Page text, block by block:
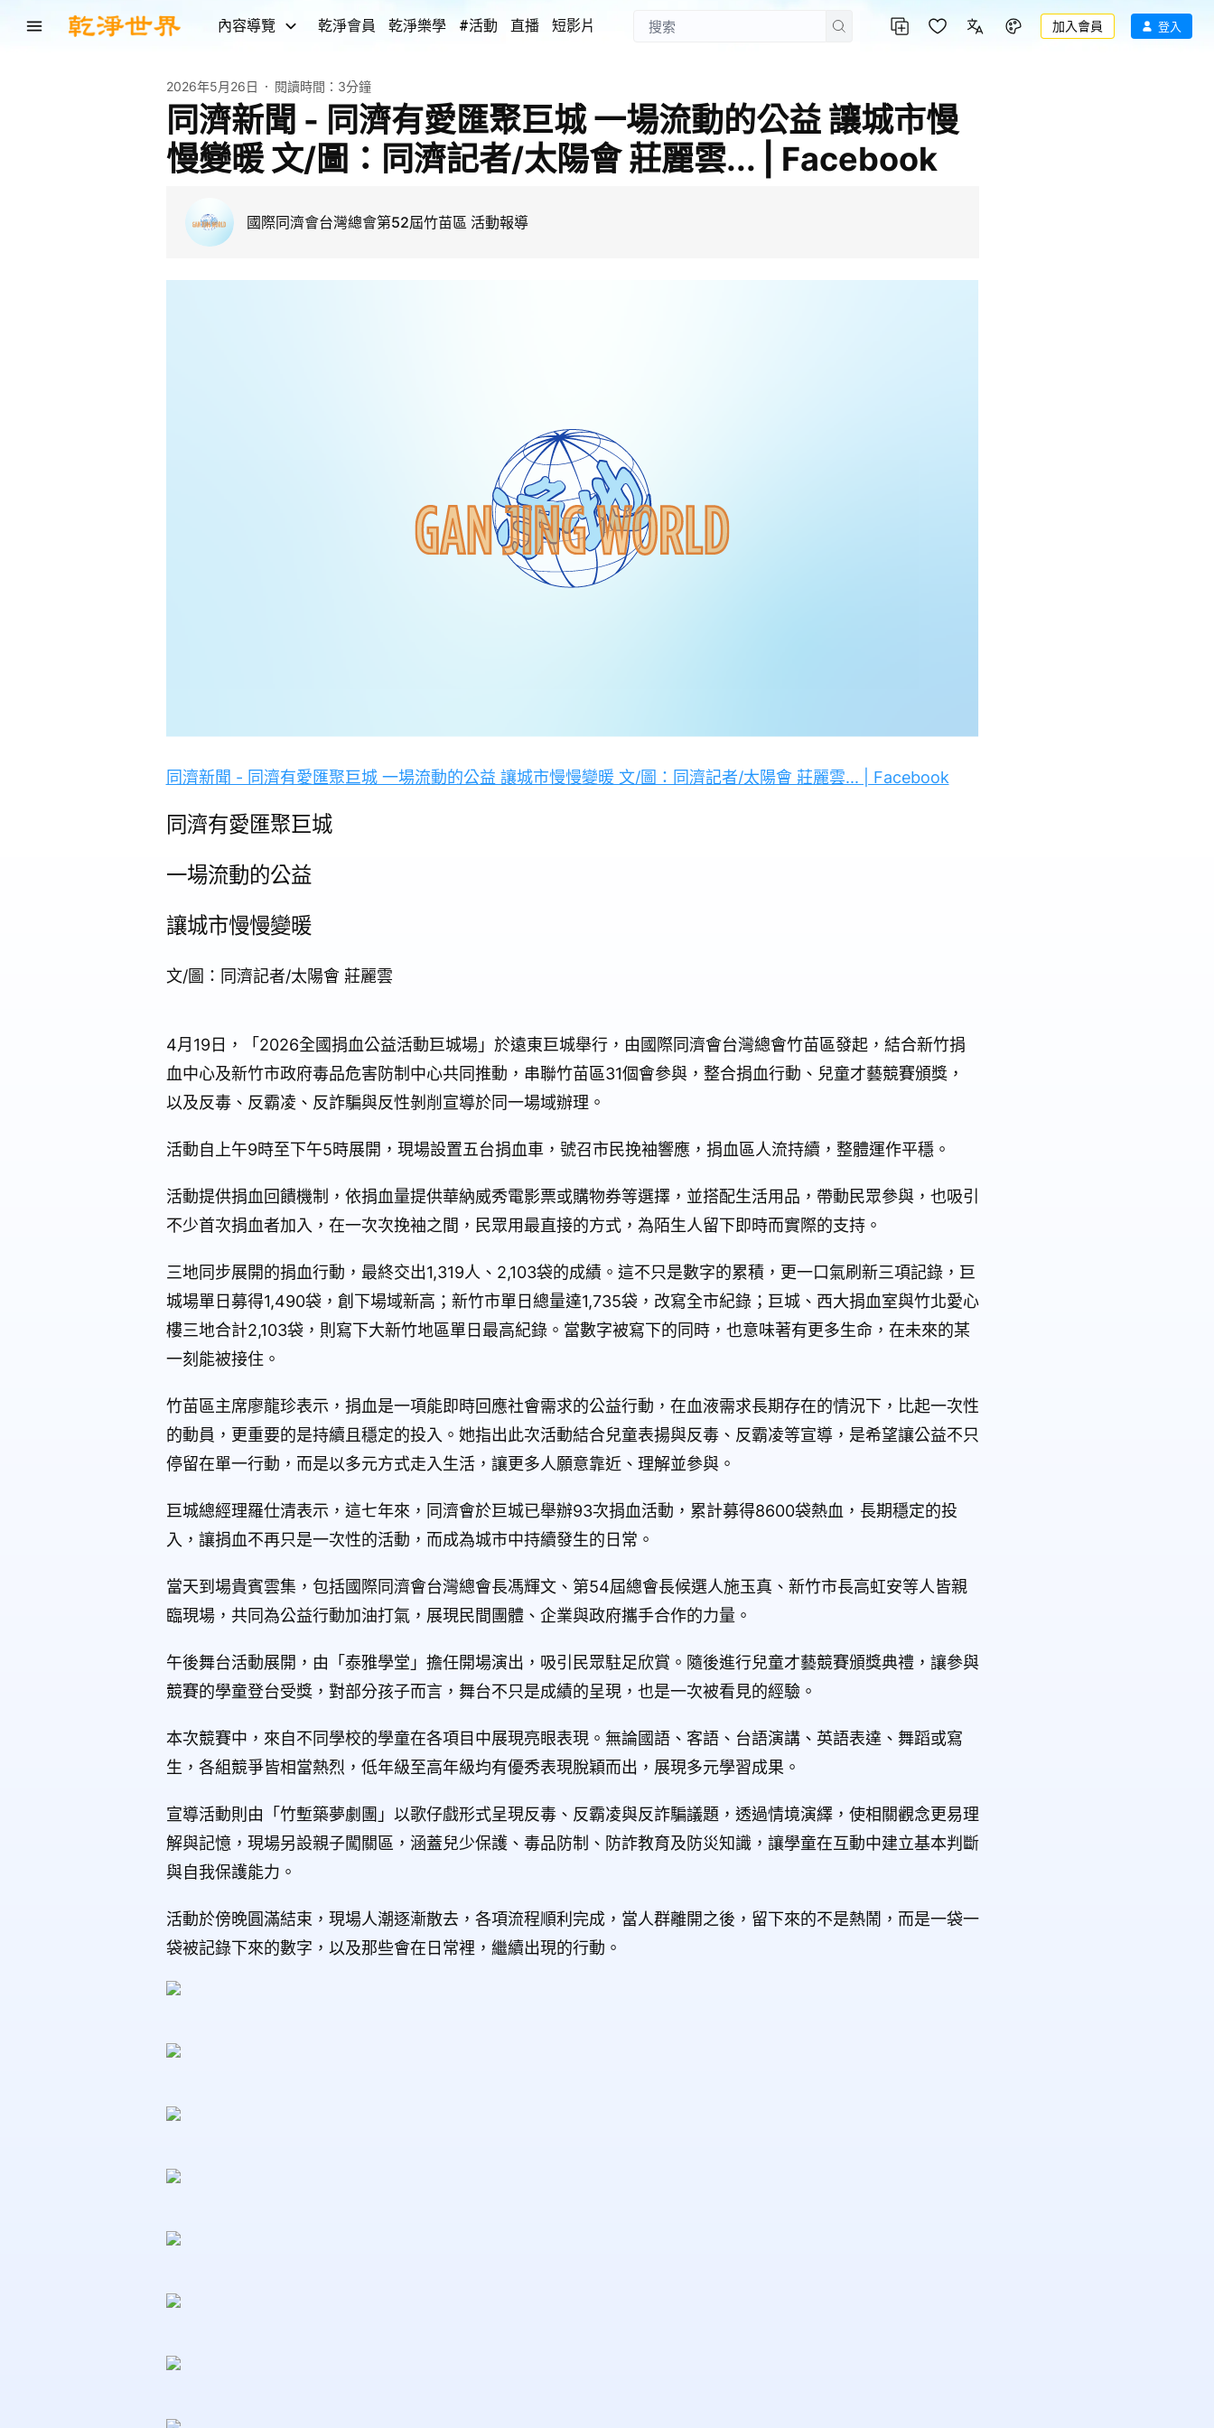
內容導覽 乾淨會員 乾淨樂學 #活動 直播 短影片 加入會員 登入
2026年5月26日 閱讀時間： 3分鐘
同濟新聞 - 同濟有愛匯聚巨城 一場流動的公益 讓城市慢
慢變暖 文/圖：同濟記者/太陽會 莊麗雲... | Facebook
國際同濟會台灣總會第52屆竹苗區 活動報導
同濟新聞 - 同濟有愛匯聚巨城 一場流動的公益 讓城市慢慢變暖 文/圖：同濟記者/太陽會 莊麗雲... | Facebook
同濟有愛匯聚巨城
一場流動的公益
讓城市慢慢變暖
文/圖：同濟記者/太陽會 莊麗雲
4月19日，「2026全國捐血公益活動巨城場」於遠東巨城舉行，由國際同濟會台灣總會竹苗區發起，結合新竹捐
血中心及新竹市政府毒品危害防制中心共同推動，串聯竹苗區31個會參與，整合捐血行動、兒童才藝競賽頒獎，
以及反毒、反霸凌、反詐騙與反性剝削宣導於同一場域辦理。
活動自上午9時至下午5時展開，現場設置五台捐血車，號召市民挽袖響應，捐血區人流持續，整體運作平穩。
活動提供捐血回饋機制，依捐血量提供華納威秀電影票或購物券等選擇，並搭配生活用品，帶動民眾參與，也吸引
不少首次捐血者加入，在一次次挽袖之間，民眾用最直接的方式，為陌生人留下即時而實際的支持。
三地同步展開的捐血行動，最終交出1,319人、2,103袋的成績。這不只是數字的累積，更一口氣刷新三項記錄，巨
城場單日募得1,490袋，創下場域新高；新竹市單日總量達1,735袋，改寫全市紀錄；巨城、西大捐血室與竹北愛心
樓三地合計2,103袋，則寫下大新竹地區單日最高紀錄。當數字被寫下的同時，也意味著有更多生命，在未來的某
一刻能被接住。
竹苗區主席廖龍珍表示，捐血是一項能即時回應社會需求的公益行動，在血液需求長期存在的情況下，比起一次性
的動員，更重要的是持續且穩定的投入。她指出此次活動結合兒童表揚與反毒、反霸凌等宣導，是希望讓公益不只
停留在單一行動，而是以多元方式走入生活，讓更多人願意靠近、理解並參與。
巨城總經理羅仕清表示，這七年來，同濟會於巨城已舉辦93次捐血活動，累計募得8600袋熱血，長期穩定的投
入，讓捐血不再只是一次性的活動，而成為城市中持續發生的日常。
當天到場貴賓雲集，包括國際同濟會台灣總會長馮輝文、第54屆總會長候選人施玉真、新竹市長高虹安等人皆親
臨現場，共同為公益行動加油打氣，展現民間團體、企業與政府攜手合作的力量。
午後舞台活動展開，由「泰雅學堂」擔任開場演出，吸引民眾駐足欣賞。隨後進行兒童才藝競賽頒獎典禮，讓參與
競賽的學童登台受獎，對部分孩子而言，舞台不只是成績的呈現，也是一次被看見的經驗。
本次競賽中，來自不同學校的學童在各項目中展現亮眼表現。無論國語、客語、台語演講、英語表達、舞蹈或寫
生，各組競爭皆相當熱烈，低年級至高年級均有優秀表現脫穎而出，展現多元學習成果。
宣導活動則由「竹塹築夢劇團」以歌仔戲形式呈現反毒、反霸凌與反詐騙議題，透過情境演繹，使相關觀念更易理
解與記憶，現場另設親子闖關區，涵蓋兒少保護、毒品防制、防詐教育及防災知識，讓學童在互動中建立基本判斷
與自我保護能力。
活動於傍晚圓滿結束，現場人潮逐漸散去，各項流程順利完成，當人群離開之後，留下來的不是熱鬧，而是一袋一
袋被記錄下來的數字，以及那些會在日常裡，繼續出現的行動。